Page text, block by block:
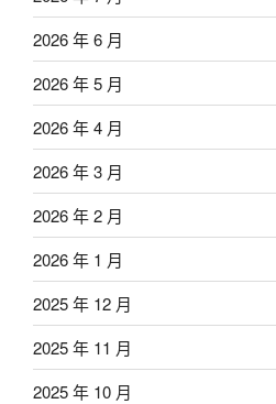
2026 年 6 月
2026 年 5 月
2026 年 4 月
2026 年 3 月
2026 年 2 月
2026 年 1 月
2025 年 12 月
2025 年 11 月
2025 年 10 月